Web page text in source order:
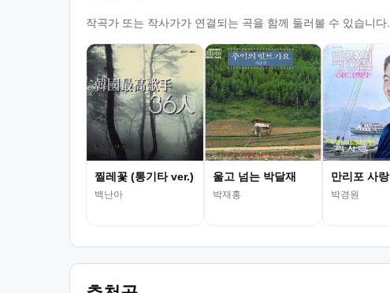
작곡가 또는 작사가가 연결되는 곡을 함께 둘러볼 수 있습니다.
찔레꽃 (통기타 ver.)
백난아
울고 넘는 박달재
박재홍
만리포 사랑
박경원